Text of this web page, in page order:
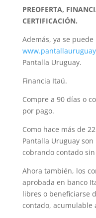
PREOFERTA,
CERTIFICACIÓN.
Además, ya se
Pantalla Uruguay.
Financia Itaú.
Compre a 90 días o
por pago.
Como hace más de
Pantalla Uruguay
cobrando contado
Ahora también, los
aprobada en banco
libres o beneficiarse
contado, acumulable